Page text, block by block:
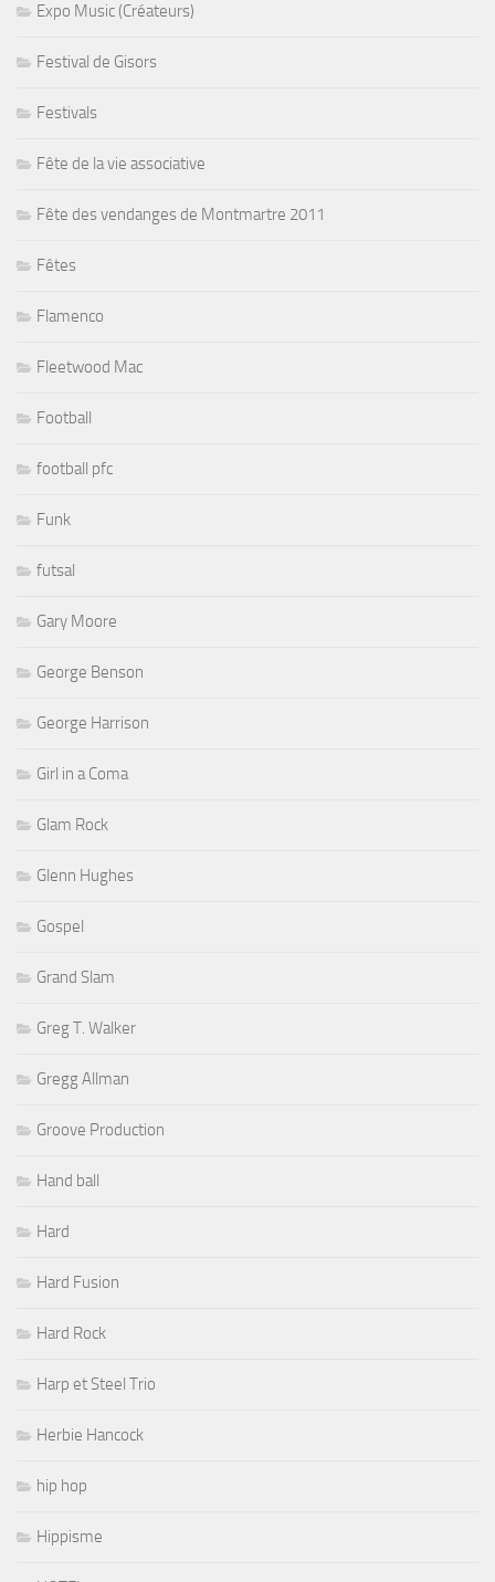
Expo Music (Créateurs)
Festival de Gisors
Festivals
Fête de la vie associative
Fête des vendanges de Montmartre 2011
Fêtes
Flamenco
Fleetwood Mac
Football
football pfc
Funk
futsal
Gary Moore
George Benson
George Harrison
Girl in a Coma
Glam Rock
Glenn Hughes
Gospel
Grand Slam
Greg T. Walker
Gregg Allman
Groove Production
Hand ball
Hard
Hard Fusion
Hard Rock
Harp et Steel Trio
Herbie Hancock
hip hop
Hippisme